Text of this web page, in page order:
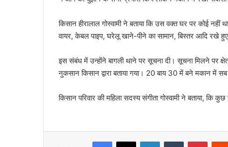
किसान हीरालाल गोस्वामी ने बताया कि उस वक्त घर पर कोई
वायर, केबल पाइप, घरेलू खाने-पीने का सामान, बिस्तर आदि रखे
इस संबंध में उन्होंने बागली थाने पर सूचना दी। सूचना मिलने पर
नुकसान किसान द्वारा बताया गया। 20 बाय 30 में बने मकान में
किसान परिवार की महिला सदस्य संगीता गोस्वामी ने बताया,
Facebook
X LinkedInTumblr